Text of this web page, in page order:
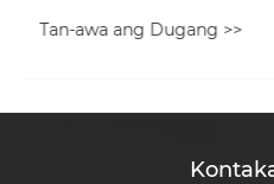
gawas sa nasud?
Tan-awa ang Dugang >>